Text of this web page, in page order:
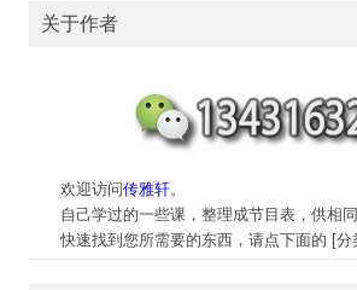
关于作者
欢迎访问传雅轩。
自己学过的一些课，整理成节目表，供相同
快速找到您所需要的东西，请点下面的 [分